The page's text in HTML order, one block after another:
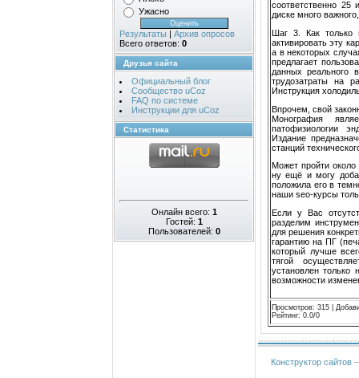
Ужасно
Результаты | Архив опросов
Всего ответов: 0
Друзья сайта
Официальный блог
Сообщество uCoz
FAQ по системе
Инструкции для uCoz
Статистика
Онлайн всего: 1
Гостей: 1
Пользователей: 0
соответственно
диске много
Шаг 3. Как только
активировать эту
а в некоторых
предлагает
данных реального
трудозатраты на
Инструкция
Впрочем, свой
Монография
патофизиологии
Издание
станций
Может пройти
ну ещё и могу
положила его в
наши seo-курсы
Если у Вас
разделим
для решения
гарантию на ПГ
который лучше
тягой
установлен
возможности
Просмотров: 315
Рейтинг: 0.0/0
Конструктор сайтов